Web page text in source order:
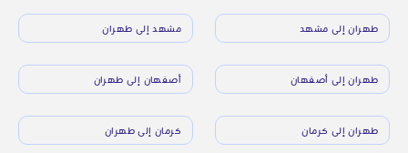
طهران إلى مشهد مشهد إلى طهران
طهران إلى أصفهان أصفهان إلى طهران
طهران إلى كرمان كرمان إلى طهران